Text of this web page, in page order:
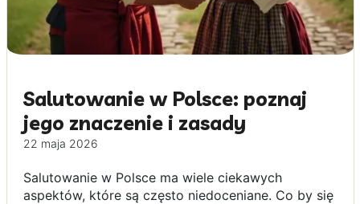
Salutowanie w Polsce: poznaj
jego znaczenie i zasady
22 maja 2026
Salutowanie w Polsce ma wiele ciekawych
aspektów, które są często niedoceniane. Co by się